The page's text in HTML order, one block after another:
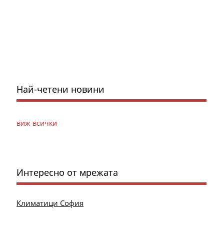
Най-четени новини
виж всички
Интересно от мрежата
Климатици София